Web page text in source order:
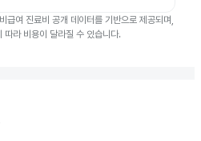
급여 진료비 공개 데이터를 기반으로 제공되며,
라 비용이 달라질 수 있습니다.